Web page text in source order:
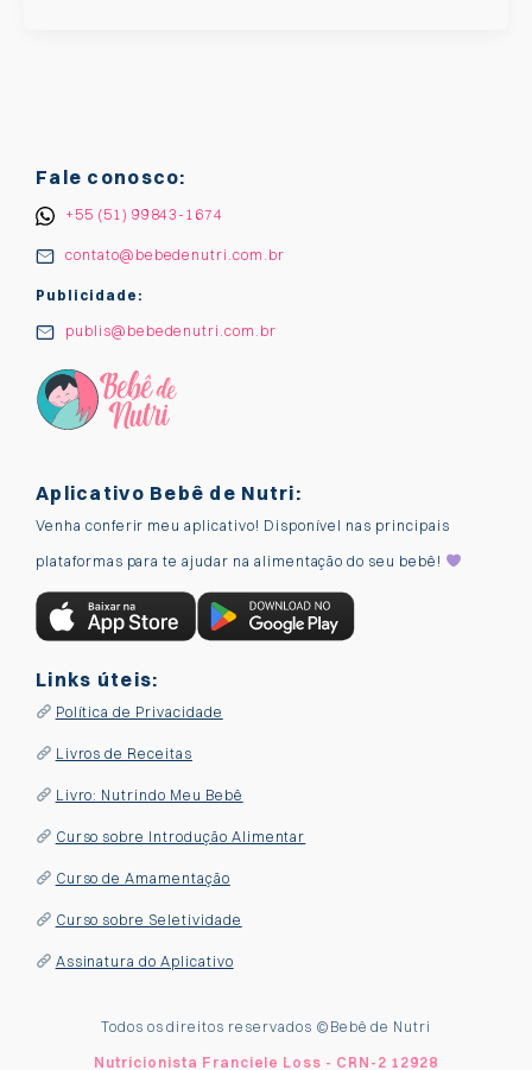
Fale conosco:
+55 (51) 99843-1674
contato@bebedenutri.com.br
Publicidade:
publis@bebedenutri.com.br
Aplicativo Bebê de Nutri:
Venha conferir meu aplicativo! Disponível nas principais
plataformas para te ajudar na alimentação do seu bebê!
Links úteis:
Política de Privacidade
Livros de Receitas
Livro: Nutrindo Meu Bebê
Curso sobre Introdução Alimentar
Curso de Amamentação
Curso sobre Seletividade
Assinatura do Aplicativo
Todos os direitos reservados © Bebê de Nutri
Nutricionista Franciele Loss - CRN-2 12928